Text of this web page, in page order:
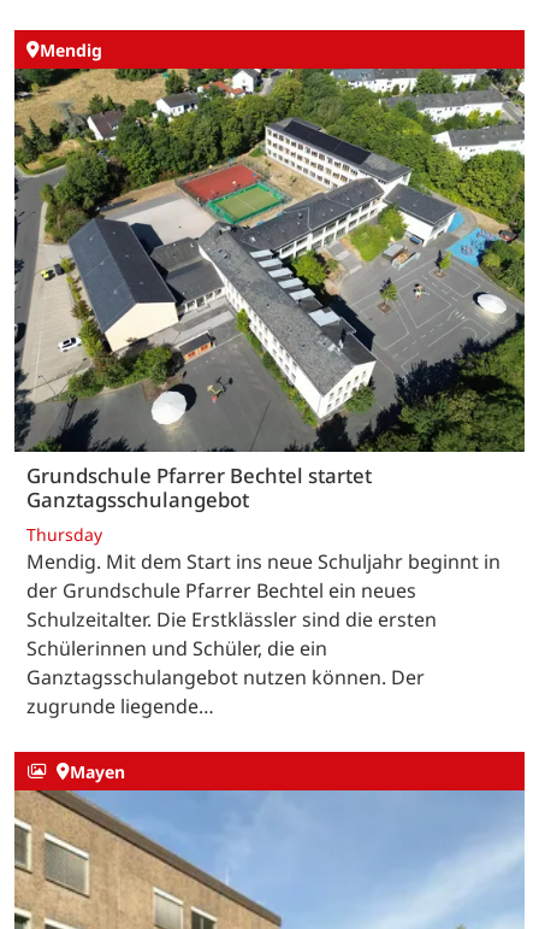
Mendig
Grundschule Pfarrer Bechtel startet
Ganztagsschulangebot
Thursday
Mendig. Mit dem Start ins neue Schuljahr beginnt in
der Grundschule Pfarrer Bechtel ein neues
Schulzeitalter. Die Erstklässler sind die ersten
Schülerinnen und Schüler, die ein
Ganztagsschulangebot nutzen können. Der
zugrunde liegende…
Mayen